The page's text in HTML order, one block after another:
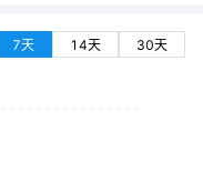
7天 14天 30天